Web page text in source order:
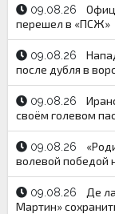
09.08.26
перешел в «ПСЖ»
09.08.26
после дубля в
09.08.26
своём голевом
09.08.26
волевой победой
09.08.26
Де
Мартин»